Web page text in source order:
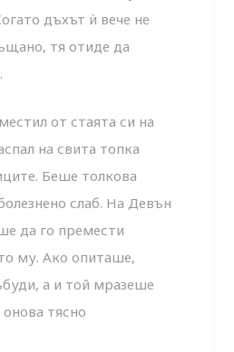
дъхът ѝ вече не
тя отиде да
от стаята си на
на свита топка
Беше толкова
слаб. На Девън
да го премести
му. Ако опиташе,
а и той мразеше
онова тясно